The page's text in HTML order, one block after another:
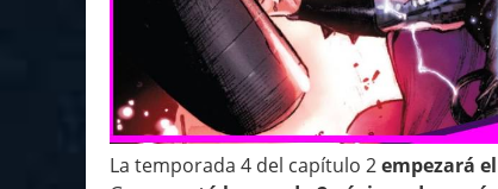
La temporada 4 del capítulo 2empezará